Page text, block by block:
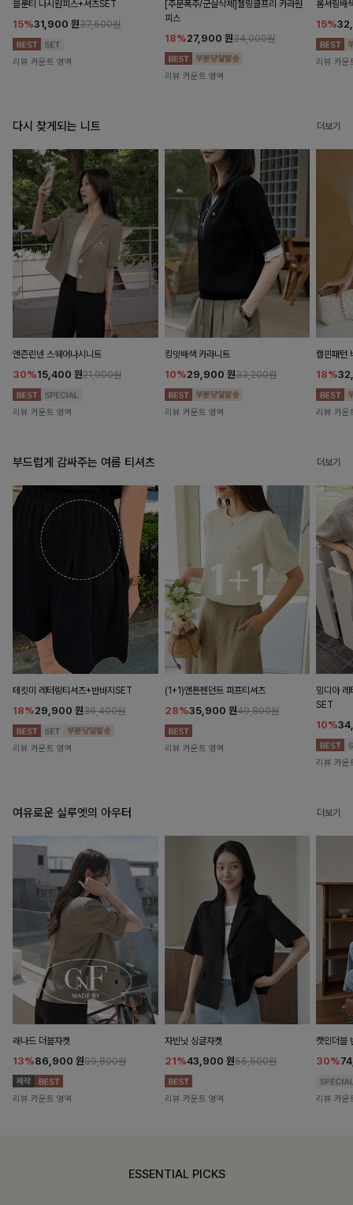
블룬티 나시원피스+셔츠SET
15%31,900 원37,500원
리뷰 카운트 영역
[주문폭주/군살삭제]젤링클프리 카라원
피스
18%27,900 원34,000원
리뷰 카운트 영역
롬셔링배
15%
리뷰 카운
다시 찾게되는 니트 더보기
앤즌린넨 스퀘어나시니트
30%15,400 원21,900원
리뷰 카운트 영역
킹밋배색 카라니트
10%29,900 원33,200원
리뷰 카운트 영역
캘핀패턴
18%
리뷰 카운
부드럽게 감싸주는 여름 티셔츠 더보기
테킷미 레터링티셔츠+반바지SET
18%29,900 원36,400원
리뷰 카운트 영역
(1+1)앤튼펜던트 퍼프티셔츠
28%35,900 원49,800원
리뷰 카운트 영역
밍디아 레
SET
10%
리뷰 카운
여유로운 실루엣의 아우터 더보기
래나드 더블자켓
13%86,900 원99,800원
리뷰 카운트 영역
자빈닛 싱글자켓
21%43,900 원55,500원
리뷰 카운트 영역
캣민더블
30%
리뷰 카운
ESSENTIAL PICKS